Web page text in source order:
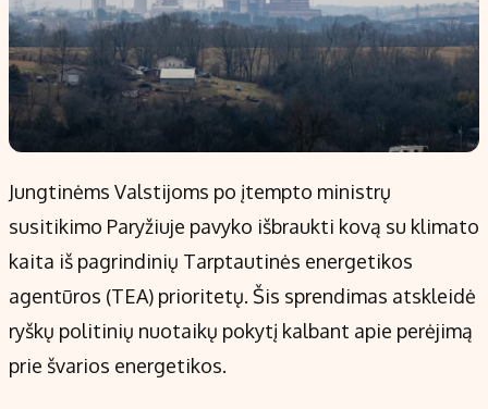
Jungtinėms Valstijoms po įtempto ministrų
susitikimo Paryžiuje pavyko išbraukti kovą su klimato
kaita iš pagrindinių Tarptautinės energetikos
agentūros (TEA) prioritetų. Šis sprendimas atskleidė
ryškų politinių nuotaikų pokytį kalbant apie perėjimą
prie švarios energetikos.